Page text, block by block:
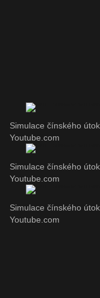
Simulace čínského
Youtube.com
Simulace čínského
Youtube.com
Simulace čínského
Youtube.com